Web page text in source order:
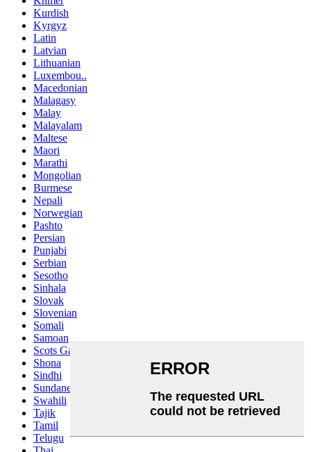
Kurdish
Kyrgyz
Latin
Latvian
Lithuanian
Luxembou..
Macedonian
Malagasy
Malay
Malayalam
Maltese
Maori
Marathi
Mongolian
Burmese
Nepali
Norwegian
Pashto
Persian
Punjabi
Serbian
Sesotho
Sinhala
Slovak
Slovenian
Somali
Samoan
Scots Gaelic
Shona
Sindhi
Sundanese
Swahili
Tajik
Tamil
Telugu